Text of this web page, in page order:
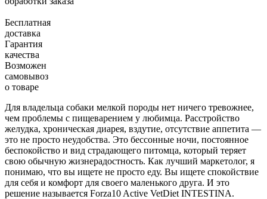
Бесплатная
доставка
Гарантия
качества
Возможен
самовывоз
о товаре
Для владельца собаки мелкой породы нет ничего тревожнее,
чем проблемы с пищеварением у любимца. Расстройство
желудка, хроническая диарея, вздутие, отсутствие аппетита —
это не просто неудобства. Это бессонные ночи, постоянное
беспокойство и вид страдающего питомца, который теряет
свою обычную жизнерадостность. Как лучший маркетолог, я
понимаю, что вы ищете не просто еду. Вы ищете спокойствие
для себя и комфорт для своего маленького друга. И это
решение называется Forza10 Active VetDiet INTESTINA.